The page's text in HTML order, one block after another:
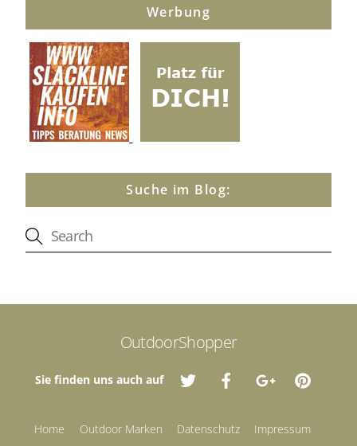
Werbung
Suche im Blog:
OutdoorShopper
Sie finden uns auch auf
Home Outdoor Marken Datenschutz Impressum